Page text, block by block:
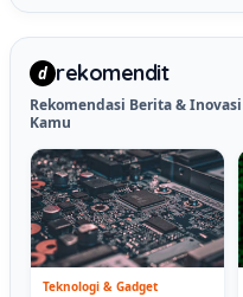
d rekomendit
Rekomendasi Berita &
Kamu
Teknologi & Gadget